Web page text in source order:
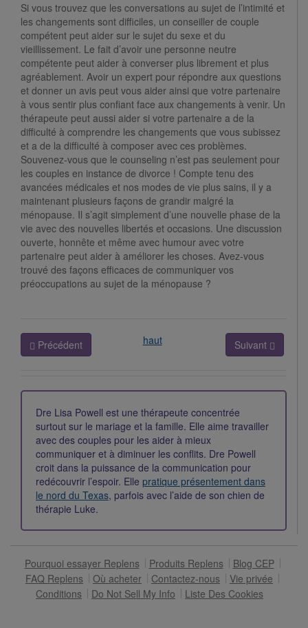
Si vous trouvez que les conversations au sujet de l’intimité et
les changements sont difficiles, un conseiller de couple
compétent peut aider sur le sujet du sexe et du
vieillissement. Le fait d’avoir une personne neutre
compétente peut aider à converser plus librement et plus
agréablement. Avoir un expert pour répondre aux questions
et donner un avis peut vous aider ainsi que votre partenaire
à vous sentir plus confiant face aux changements à venir. Un
thérapeute peut aussi aider si votre partenaire a de la
difficulté à comprendre les changements que vous subissez
et a de la difficulté à composer avec ces problèmes.
Souvenez-vous que le counseling n’est pas seulement pour
les couples en instance de divorce ! Compte tenu des
avancées médicales et nos modes de vie plus sains, il y a
maintenant plusieurs façons de grandir malgré la
ménopause. Il s’agit simplement d’une nouvelle phase de la
vie avec des nouvelles libertés et occasions. Une discussion
ouverte, honnête et même avec humour avec votre
partenaire peut aider à améliorer les choses. Avez-vous
trouvé des façons efficaces de communiquer vos
préoccupations au sujet de la ménopause ?
Précédent haut Suivant
Dre Lisa Powell est une thérapeute concentrée
surtout sur le mariage et la famille. Elle aime travailler
avec des couples pour les aider à mieux
communiquer et à diminuer les conflits. Dre Powell
croit dans la puissance de la communication pour
redécouvrir l’espoir. Elle pratique présentement dans
le nord du Texas, parfois avec l’aide de son chien de
thérapie Luke.
Pourquoi essayer Replens Produits Replens
Blog CEP
FAQ Replens
Où acheter Contactez-nous
Vie privée
Conditions
Do Not Sell My Info Liste Des Cookies